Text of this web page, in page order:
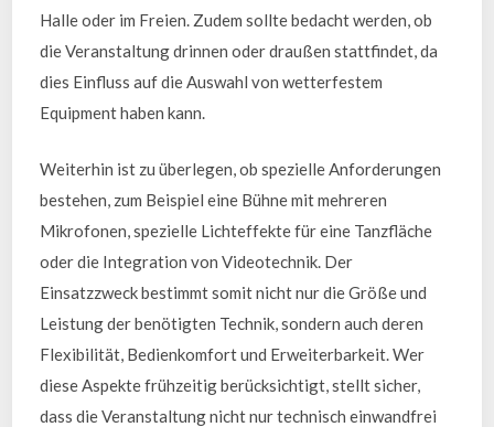
Halle oder im Freien. Zudem sollte bedacht werden, ob
die Veranstaltung drinnen oder draußen stattfindet, da
dies Einfluss auf die Auswahl von wetterfestem
Equipment haben kann.
Weiterhin ist zu überlegen, ob spezielle Anforderungen
bestehen, zum Beispiel eine Bühne mit mehreren
Mikrofonen, spezielle Lichteffekte für eine Tanzfläche
oder die Integration von Videotechnik. Der
Einsatzzweck bestimmt somit nicht nur die Größe und
Leistung der benötigten Technik, sondern auch deren
Flexibilität, Bedienkomfort und Erweiterbarkeit. Wer
diese Aspekte frühzeitig berücksichtigt, stellt sicher,
dass die Veranstaltung nicht nur technisch einwandfrei